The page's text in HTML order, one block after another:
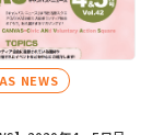
NEWS